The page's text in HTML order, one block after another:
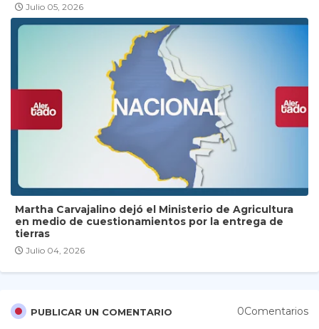
Julio 05, 2026
Martha Carvajalino dejó el Ministerio de Agricultura
en medio de cuestionamientos por la entrega de
tierras
Julio 04, 2026
PUBLICAR UN COMENTARIO 0Comentarios